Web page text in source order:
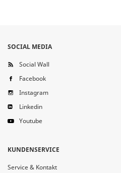
SOCIAL MEDIA
Social Wall
Facebook
Instagram
Linkedin
Youtube
KUNDENSERVICE
Service & Kontakt